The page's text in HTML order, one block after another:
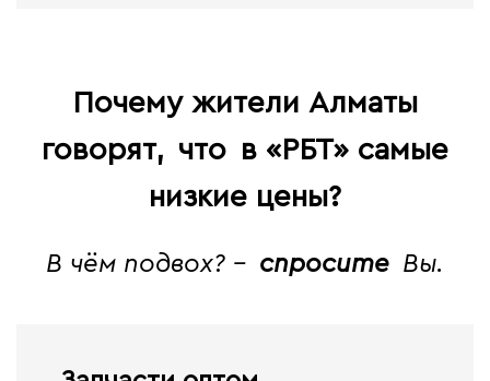
Почему жители Алматы
говорят, что в «РБТ» самые
низкие цены?
В чём подвох? - спросите Вы.